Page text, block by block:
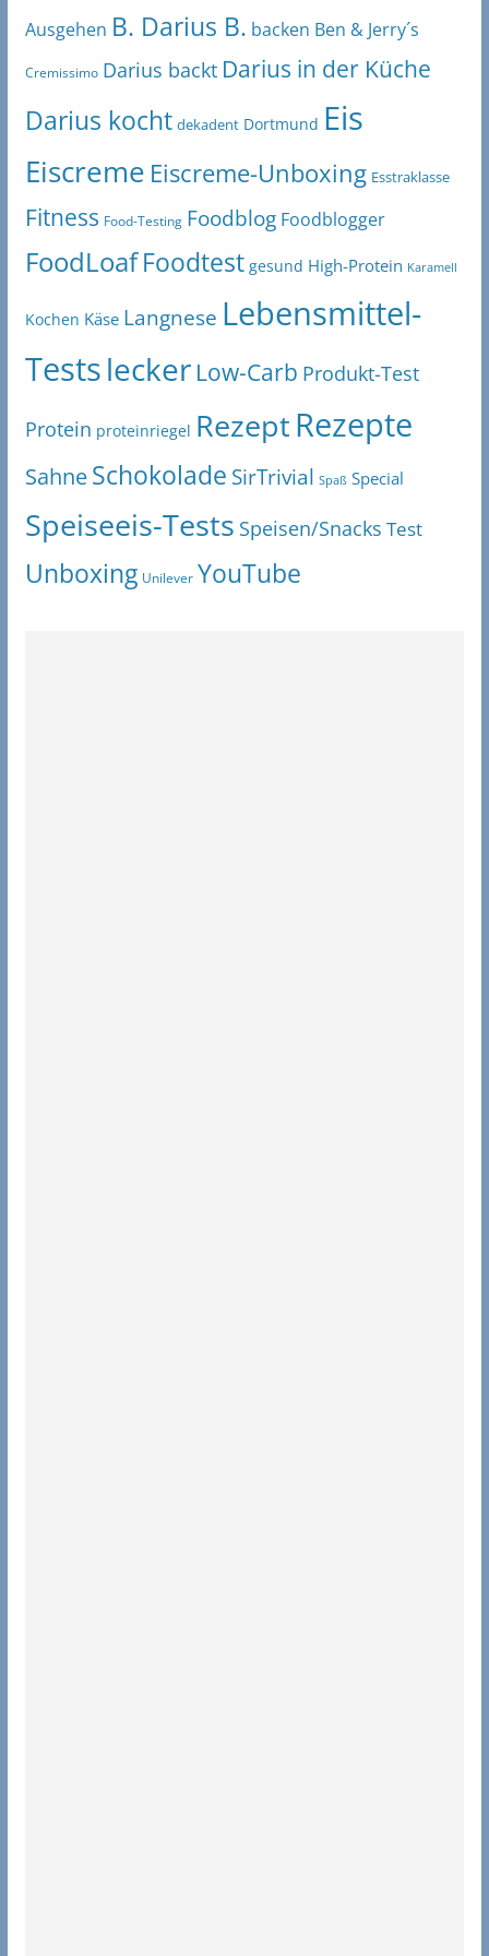
Ausgehen B. Darius B. backen Ben & Jerry´s
Cremissimo Darius backt Darius in der Küche
Darius kocht dekadent Dortmund Eis
Eiscreme Eiscreme-Unboxing Esstraklasse
Fitness Food-Testing Foodblog Foodblogger
FoodLoaf Foodtest gesund High-Protein Karamell
Kochen Käse Langnese Lebensmittel-
Testslecker Low-Carb Produkt-Test
Protein proteinriegel RezeptRezepte
SahneSchokolade SirTrivial Spaß Special
Speiseeis-Tests Speisen/Snacks Test
Unboxing Unilever YouTube